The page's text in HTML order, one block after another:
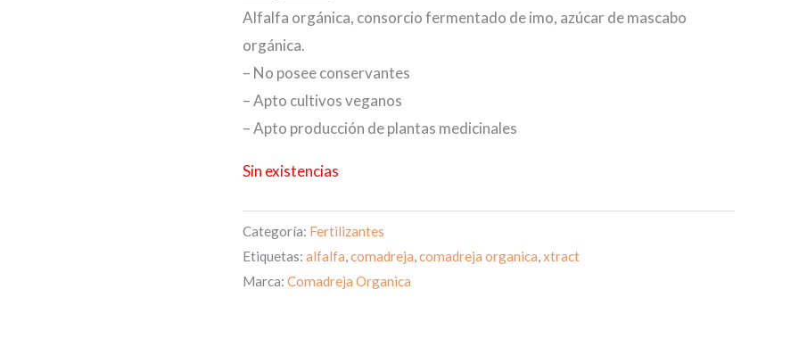
Alfalfa orgánica, consorcio fermentado de imo, azúcar de mascabo
orgánica.
– No posee conservantes
– Apto cultivos veganos
– Apto producción de plantas medicinales
Sin existencias
Categoría: Fertilizantes
Etiquetas: alfalfa,comadreja,comadreja organica,xtract
Marca: Comadreja Organica